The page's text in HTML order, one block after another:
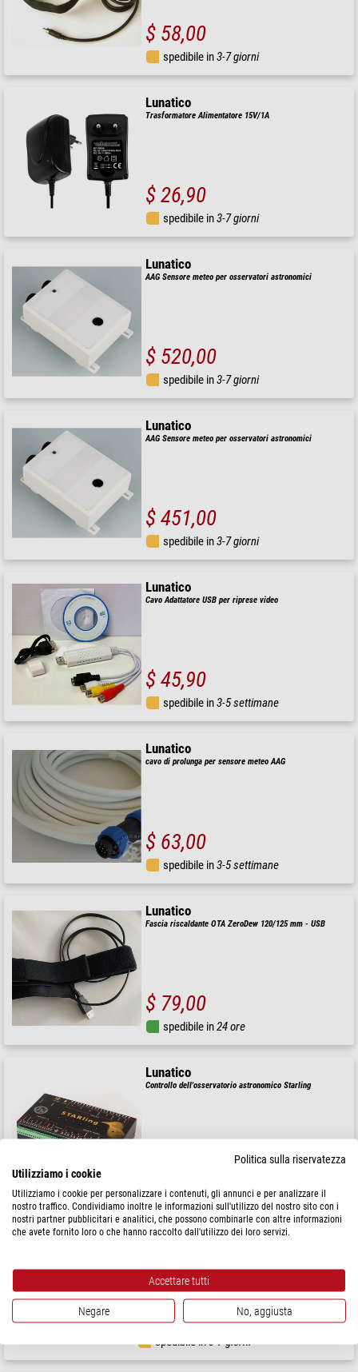
$ 58,00
spedibile in3-7 giorni
Lunatico
Trasformatore Alimentatore 15V/1A
$ 26,90
spedibile in3-7 giorni
Lunatico
AAG Sensore meteo per osservatori astronomici
$ 520,00
spedibile in3-7 giorni
Lunatico
AAG Sensore meteo per osservatori astronomici
$ 451,00
spedibile in3-7 giorni
Lunatico
Cavo Adattatore USB per riprese video
$ 45,90
spedibile in3-5 settimane
Lunatico
cavo di prolunga per sensore meteo AAG
$ 63,00
spedibile in3-5 settimane
Lunatico
Fascia riscaldante OTA ZeroDew 120/125 mm - USB
$ 79,00
spedibile in24 ore
Lunatico
Controllo dell'osservatorio astronomico Starling
spedibile in1-2 settimane
Lunatico
$ 126,00
spedibile in3-7 giorni
Politica sulla riservatezza
Utilizziamo i cookie
Utilizziamo i cookie per personalizzare i contenuti, gli annunci e per analizzare il
nostro traffico. Condividiamo inoltre le informazioni sull'utilizzo del nostro sito con i
nostri partner pubblicitari e analitici, che possono combinarle con altre informazioni
che avete fornito loro o che hanno raccolto dall'utilizzo dei loro servizi.
Accettare tutti
Negare No, aggiusta